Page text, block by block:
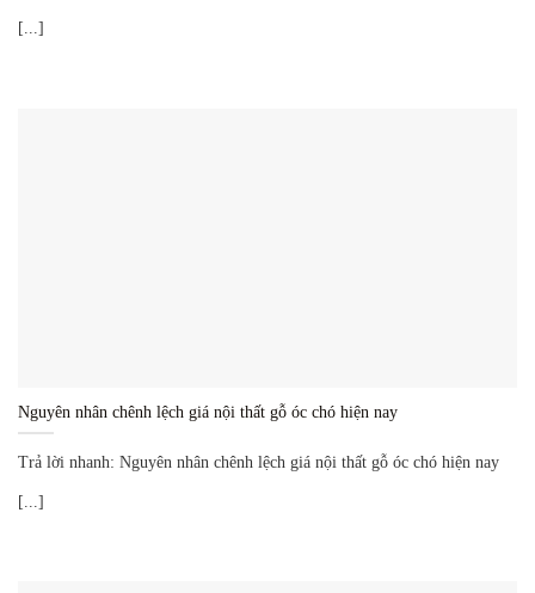
[...]
Nguyên nhân chênh lệch giá nội thất gỗ óc chó hiện nay
Trả lời nhanh: Nguyên nhân chênh lệch giá nội thất gỗ óc chó hiện nay
[...]